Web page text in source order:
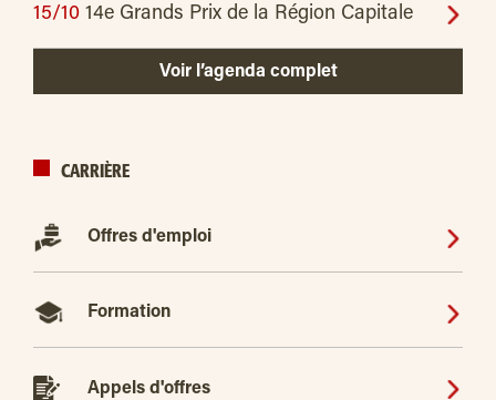
15/10 14e Grands Prix de la Région Capitale
Voir l’agenda complet
CARRIÈRE
Offres d'emploi
Formation
Appels d'offres